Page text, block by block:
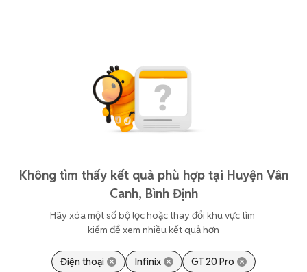
Không tìm thấy kết quả phù hợp tại Huyện Vân
Canh, Bình Định
Hãy xóa một số bộ lọc hoặc thay đổi khu vực tìm
kiếm để xem nhiều kết quả hơn
Điện thoại Infinix GT 20 Pro